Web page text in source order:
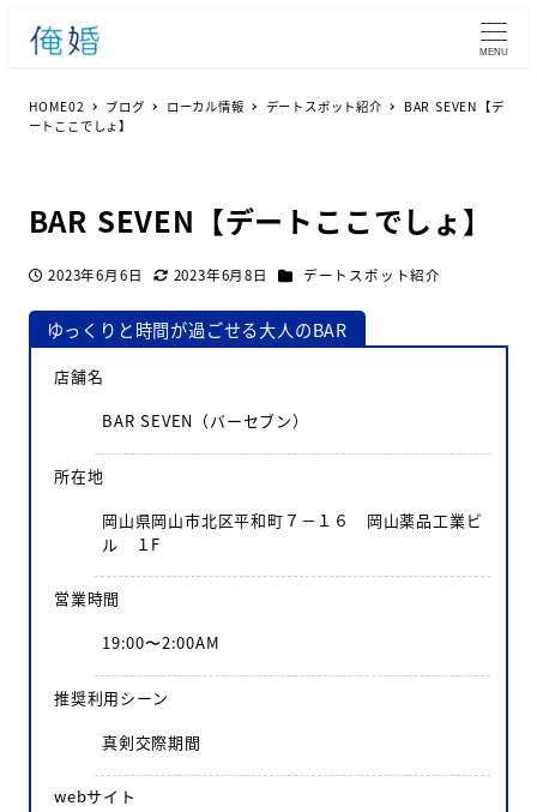
MENU
HOME02 ブログ ローカル情報 デートスポット紹介
BAR SEVEN【デ
ートここでしょ】
BAR SEVEN【デートここでしょ】
投稿日2023年6月6日 更新日2023年6月8日 カテゴリー
デートスポット紹介
ゆっくりと時間が過ごせる大人のBAR
店舗名
BAR SEVEN（バーセブン）
所在地
岡山県岡山市北区平和町７－１６ 岡山薬品工業ビ
ル １F
営業時間
19:00〜2:00AM
推奨利用シーン
真剣交際期間
webサイト